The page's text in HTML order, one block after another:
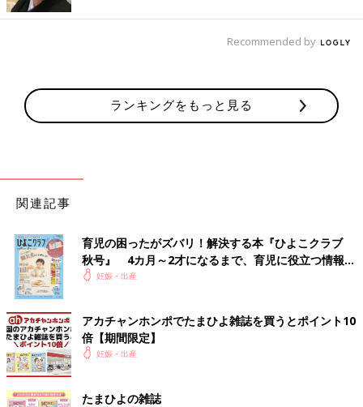
Recommended by
ランキングをもっと見る
関連記事
育児の困ったがズバリ！解決する本『ひよこクラブ
秋号』 4カ月～2才になるまで、育児に役立つ情報が
いっぱい！
妊娠・出産
アカチャンホンポでたまひよ雑誌を買うとポイント10
倍【期間限定】
妊娠・出産
たまひよの雑誌